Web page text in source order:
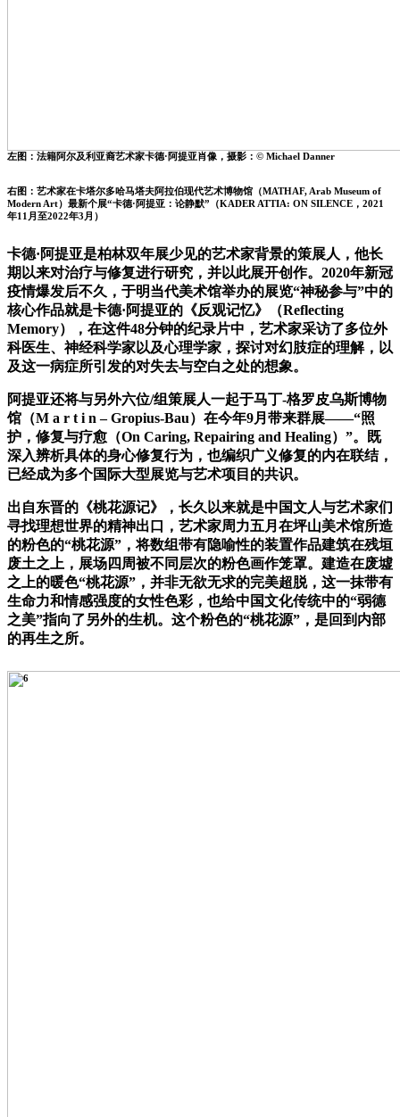
左图：法籍阿尔及利亚裔艺术家卡德·阿提亚肖像，摄影：© Michael Danner
右图：艺术家在卡塔尔多哈马塔夫阿拉伯现代艺术博物馆（MATHAF, Arab Museum of
Modern Art）最新个展“卡德·阿提亚：论静默”（KADER ATTIA: ON SILENCE，2021
年11月至2022年3月）
卡德·阿提亚是柏林双年展少见的艺术家背景的策展人，他长
期以来对治疗与修复进行研究，并以此展开创作。2020年新冠
疫情爆发后不久，于明当代美术馆举办的展览“神秘参与”中的
核心作品就是卡德·阿提亚的《反观记忆》（Reflecting
Memory），在这件48分钟的纪录片中，艺术家采访了多位外
科医生、神经科学家以及心理学家，探讨对幻肢症的理解，以
及这一病症所引发的对失去与空白之处的想象。
阿提亚还将与另外六位/组策展人一起于马丁-格罗皮乌斯博物
馆（M a r t i n – Gropius-Bau）在今年9月带来群展——“照
护，修复与疗愈（On Caring, Repairing and Healing）”。既
深入辨析具体的身心修复行为，也编织广义修复的内在联结，
已经成为多个国际大型展览与艺术项目的共识。
出自东晋的《桃花源记》，长久以来就是中国文人与艺术家们
寻找理想世界的精神出口，艺术家周力五月在坪山美术馆所造
的粉色的“桃花源”，将数组带有隐喻性的装置作品建筑在残垣
废土之上，展场四周被不同层次的粉色画作笼罩。建造在废墟
之上的暖色“桃花源”，并非无欲无求的完美超脱，这一抹带有
生命力和情感强度的女性色彩，也给中国文化传统中的“弱德
之美”指向了另外的生机。这个粉色的“桃花源”，是回到内部
的再生之所。